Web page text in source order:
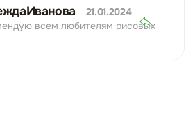
21.01.2024
всем любителям рисовых